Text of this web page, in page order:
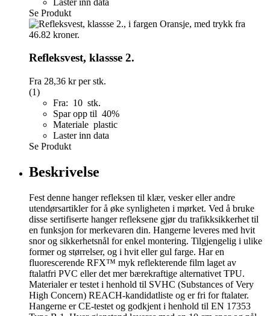
Se Produkt
Refleksvest, klassse 2.
Fra 28,36 krper stk.
(1)
Fra: 10 stk.
Spar opp til 40%
Materiale plastic
Laster inn data
Se Produkt
Beskrivelse
Fest denne hanger refleksen til klær, vesker eller andre
utendørsartikler for å øke synligheten i mørket. Ved å bruke
disse sertifiserte hanger refleksene gjør du trafikksikkerhet til
en funksjon for merkevaren din. Hangerne leveres med hvit
snor og sikkerhetsnål for enkel montering. Tilgjengelig i ulike
former og størrelser, og i hvit eller gul farge. Har en
fluorescerende RFX™ myk reflekterende film laget av
ftalatfri PVC eller det mer bærekraftige alternativet TPU.
Materialer er testet i henhold til SVHC (Substances of Very
High Concern) REACH-kandidatliste og er fri for ftalater.
Hangerne er CE-testet og godkjent i henhold til EN 17353